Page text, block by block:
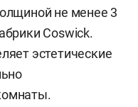
не менее 3
Coswick.
эстетические